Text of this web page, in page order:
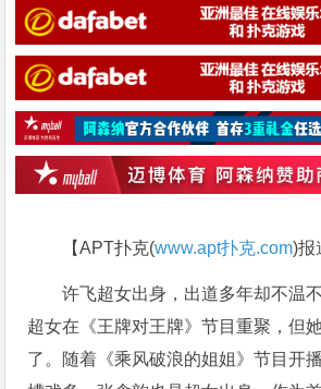
【APT扑克(www.apt扑克.com)报
许飞超女出身，出道多年却不温
超女在《王牌对王牌》节目重聚，但
了。随着《乘风破浪的姐姐》节目开